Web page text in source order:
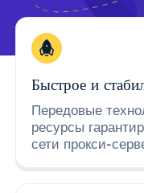
Быстрое и
Передовые
ресурсы
сети прокси-